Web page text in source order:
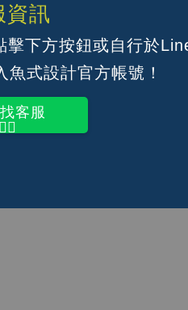
資訊
擊下方按鈕或自行於
式設計官方帳號！
客服
👆🏽